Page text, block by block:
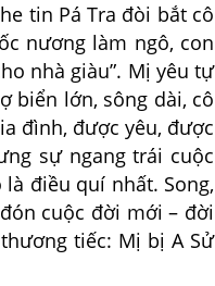
tin Pá Tra đòi bắt cô
nương làm ngô, con
nhà giàu”. Mị yêu tự
biển lớn, sông dài, cô
đình, được yêu, được
sự ngang trái cuộc
điều quí nhất. Song,
cuộc đời mới – đời
tiếc: Mị bị A Sử